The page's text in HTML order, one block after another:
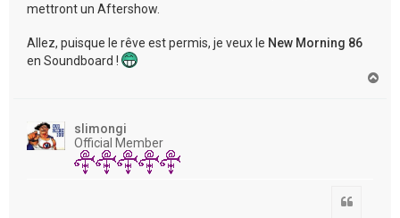
mettront un Aftershow.
Allez, puisque le rêve est permis, je veux le New Morning 86
en Soundboard !
slimongi
Official Member